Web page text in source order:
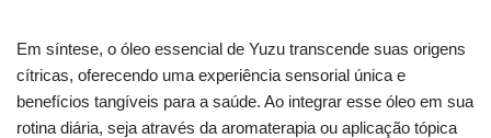
Em síntese, o óleo essencial de Yuzu transcende suas origens
cítricas, oferecendo uma experiência sensorial única e
benefícios tangíveis para a saúde. Ao integrar esse óleo em sua
rotina diária, seja através da aromaterapia ou aplicação tópica